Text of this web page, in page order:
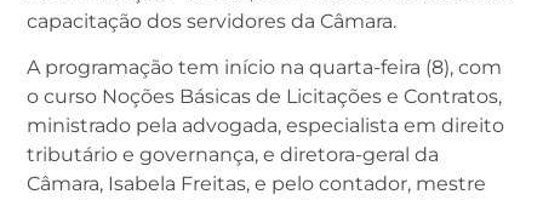
capacitação dos servidores da Câmara.
A programação tem início na quarta-feira (8), com
o curso Noções Básicas de Licitações e Contratos,
ministrado pela advogada, especialista em direito
tributário e governança, e diretora-geral da
Câmara, Isabela Freitas, e pelo contador, mestre